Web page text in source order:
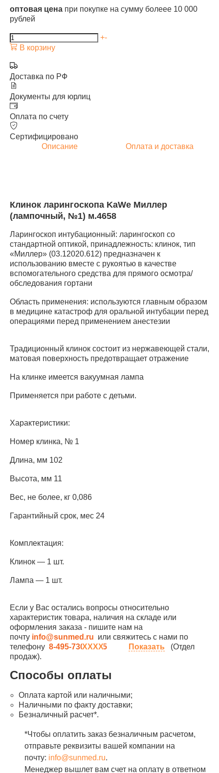
оптовая цена при покупке на сумму болеее 10 000
рублей
+-
В корзину
Доставка по РФ
Документы для юрлиц
Оплата по счету
Сертифицировано
Описание
Оплата и доставка
Клинок ларингоскопа KaWe Миллер
(лампочный, №1) м.4658
Ларингоскоп интубационный: ларингоскоп со
стандартной оптикой, принадлежность: клинок, тип
«Миллер» (03.12020.612) предназначен к
использованию вместе с рукоятью в качестве
вспомогательного средства для прямого осмотра/
обследования гортани
Область применения: используются главным образом
в медицине катастроф для оральной интубации перед
операциями перед применением анестезии
Традиционный клинок состоит из нержавеющей стали,
матовая поверхность предотвращает отражение
На клинке имеется вакуумная лампа
Применяется при работе с детьми.
Характеристики:
Номер клинка, № 1
Длина, мм 102
Высота, мм 11
Вес, не более, кг 0,086
Гарантийный срок, мес 24
Комплектация:
Клинок — 1 шт.
Лампа — 1 шт.
Если у Вас остались вопросы относительно
характеристик товара, наличия на складе или
оформления заказа - пишите нам на
почту info@sunmed.ru или свяжитесь с нами по
телефону 8-495-730-90-25 Показать (Отдел
продаж).
Способы оплаты
Оплата картой или наличными;
Наличными по факту доставки;
Безналичный расчет*.
*Чтобы оплатить заказ безналичным расчетом,
отправьте реквизиты вашей компании на
почту: info@sunmed.ru.
Менеджер вышлет вам счет на оплату в ответном